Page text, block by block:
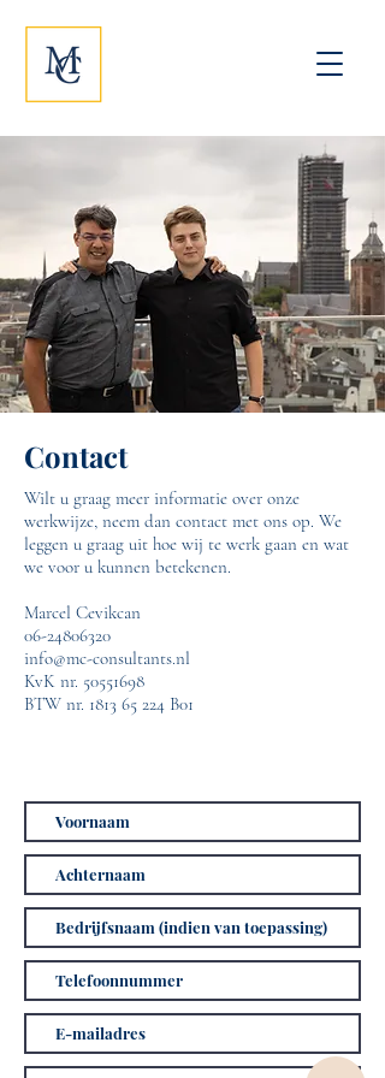
Contact
Wilt u graag meer informatie over onze
werkwijze, neem dan contact met ons op. We
leggen u graag uit hoe wij te werk gaan en wat
we voor u kunnen betekenen.
Marcel Cevikcan
06-24806320
info@mc-consultants.nl
KvK nr. 50551698
BTW nr. 1813 65 224 B01